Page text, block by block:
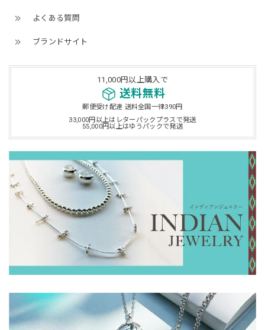
よくある質問
ブランドサイト
11,000円以上購入で
送料無料
郵便受け配達 送料全国一律390円
33,000円以上はレターパックプラスで発送
55,000円以上はゆうパックで発送